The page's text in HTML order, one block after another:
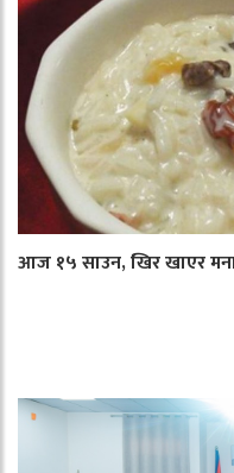
आज १५ साउन, खिर खाएर